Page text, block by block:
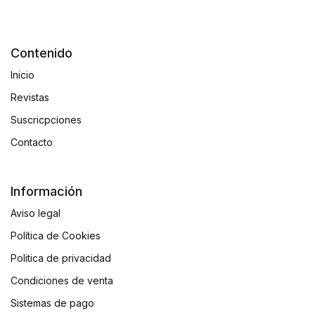
Contenido
Inicio
Revistas
Suscricpciones
Contacto
Información
Aviso legal
Política de Cookies
Politica de privacidad
Condiciones de venta
Sistemas de pago